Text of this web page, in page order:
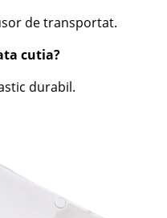
de transportat.
cutia?
durabil.